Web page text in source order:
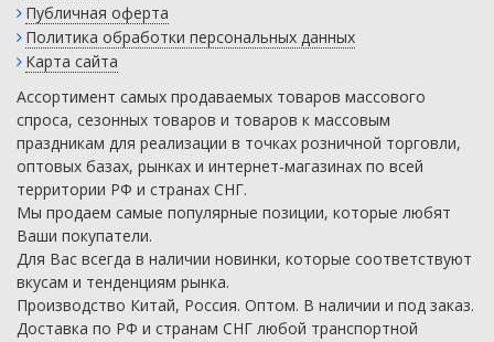
Публичная оферта
Политика обработки персональных данных
Карта сайта
Ассортимент самых продаваемых товаров массового
спроса, сезонных товаров и товаров к массовым
праздникам для реализации в точках розничной торговли,
оптовых базах, рынках и интернет-магазинах по всей
территории РФ и странах СНГ.
Мы продаем самые популярные позиции, которые любят
Ваши покупатели.
Для Вас всегда в наличии новинки, которые соответствуют
вкусам и тенденциям рынка.
Производство Китай, Россия. Оптом. В наличии и под заказ.
Доставка по РФ и странам СНГ любой транспортной